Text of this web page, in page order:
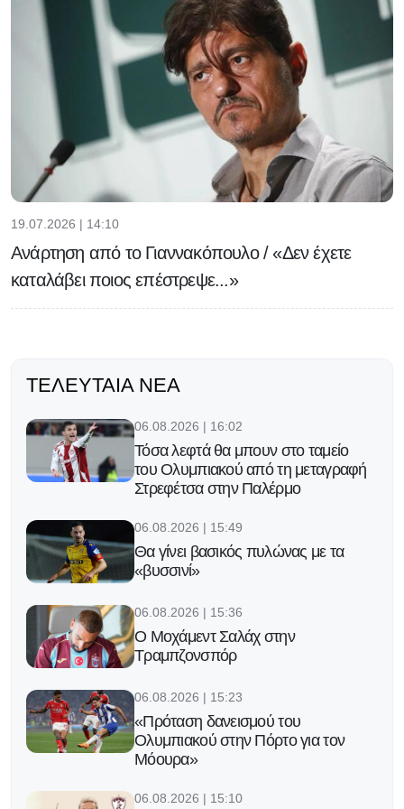
19.07.2026 | 14:10
Ανάρτηση από το Γιαννακόπουλο / «Δεν έχετε
καταλάβει ποιος επέστρεψε...»
ΤΕΛΕΥΤΑΊΑ ΝΈΑ
06.08.2026 | 16:02
Τόσα λεφτά θα μπουν στο ταμείο
του Ολυμπιακού από τη μεταγραφή
Στρεφέτσα στην Παλέρμο
06.08.2026 | 15:49
Θα γίνει βασικός πυλώνας με τα
«βυσσινί»
06.08.2026 | 15:36
Ο Μοχάμεντ Σαλάχ στην
Τραμπζονσπόρ
06.08.2026 | 15:23
«Πρόταση δανεισμού του
Ολυμπιακού στην Πόρτο για τον
Μόουρα»
06.08.2026 | 15:10